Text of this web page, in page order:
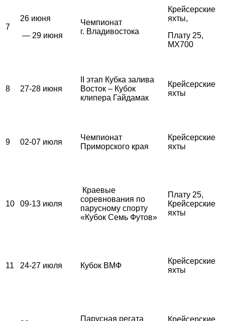
7
26 июня
— 29 июня
Чемпионат
г. Владивостока
Крейсерские
яхты,
Плату 25,
MX700
8 27-28 июня
II этап Кубка залива
Восток – Кубок
клипера Гайдамак
Крейсерские
яхты
9 02-07 июля
Чемпионат
Приморского края
Крейсерские
яхты
10 09-13 июля
Краевые
соревнования по
парусному спорту
«Кубок Семь Футов»
Плату 25,
Крейсерские
яхты
11 24-27 июля Кубок ВМФ
Крейсерские
яхты
Парусная регата Крейсерские